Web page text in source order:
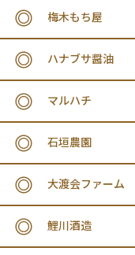
梅木もち屋
ハナブサ醤油
マルハチ
石垣農園
大渡会ファーム
鯉川酒造